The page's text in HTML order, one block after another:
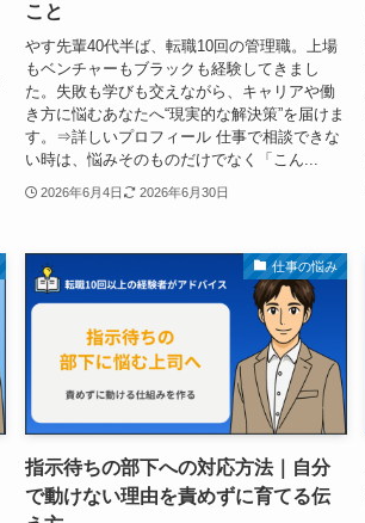
こと
やす先輩40代半ば、転職10回の管理職。上場
もベンチャーもブラックも経験してきまし
た。失敗も学びも交えながら、キャリアや働
き方に悩むあなたへ“現実的な解決策”を届けま
す。⇒詳しいプロフィール 仕事で相談できな
い時は、悩みそのものだけでなく「こん...
2026年6月4日 2026年6月30日
仕事の悩み
指示待ちの部下への対応方法｜自分
で動けない理由を責めずに育てる伝